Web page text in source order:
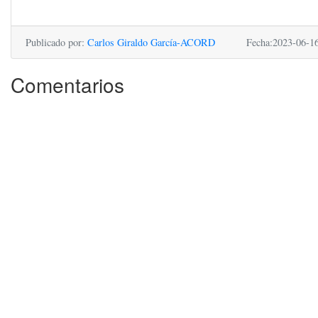
Publicado por: Carlos Giraldo García-ACORD Fecha:2023-06-
Comentarios